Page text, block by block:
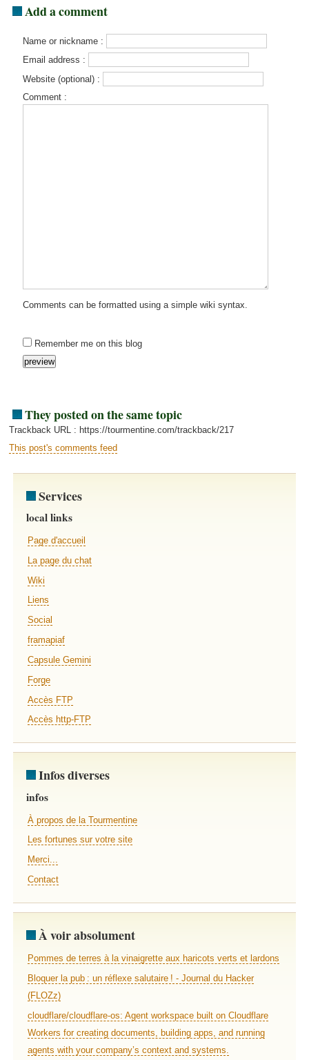
Add a comment
Name or nickname :
Email address :
Website (optional) :
Comment :
Comments can be formatted using a simple wiki syntax.
Remember me on this blog
They posted on the same topic
Trackback URL : https://tourmentine.com/trackback/217
This post's comments feed
Services
local links
Page d'accueil
La page du chat
Wiki
Liens
Social
framapiaf
Capsule Gemini
Forge
Accès FTP
Accès http-FTP
Infos diverses
infos
À propos de la Tourmentine
Les fortunes sur votre site
Merci...
Contact
À voir absolument
Pommes de terres à la vinaigrette aux haricots verts et lardons
Bloquer la pub : un réflexe salutaire ! - Journal du Hacker
(FLOZz)
cloudflare/cloudflare-os: Agent workspace built on Cloudflare
Workers for creating documents, building apps, and running
agents with your company’s context and systems.